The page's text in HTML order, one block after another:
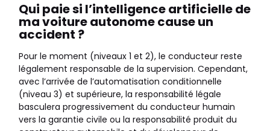
Qui paie si l’intelligence artificielle de
ma voiture autonome cause un
accident ?
Pour le moment (niveaux 1 et 2), le conducteur reste
légalement responsable de la supervision. Cependant,
avec l’arrivée de l’automatisation conditionnelle
(niveau 3) et supérieure, la responsabilité légale
basculera progressivement du conducteur humain
vers la garantie civile ou la responsabilité produit du